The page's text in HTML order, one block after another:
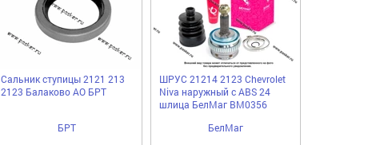
Сальник ступицы 2121 213
2123 Балаково АО БРТ
БРТ
ШРУС 21214 2123 Chevrolet
Niva наружный с ABS 24
шлица БелМаг BM0356
БелМаг